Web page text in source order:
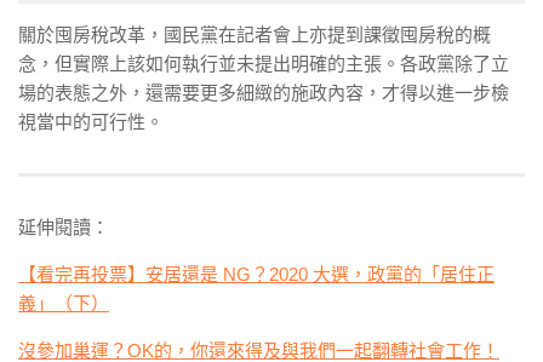
關於囤房稅改革，國民黨在記者會上亦提到課徵囤房稅的概
念，但實際上該如何執行並未提出明確的主張。各政黨除了立
場的表態之外，還需要更多細緻的施政內容，才得以進一步檢
視當中的可行性。
延伸閱讀：
【看完再投票】安居還是 NG？2020 大選，政黨的「居住正
義」（下）
沒參加巢運？OK的，你還來得及與我們一起翻轉社會工作！